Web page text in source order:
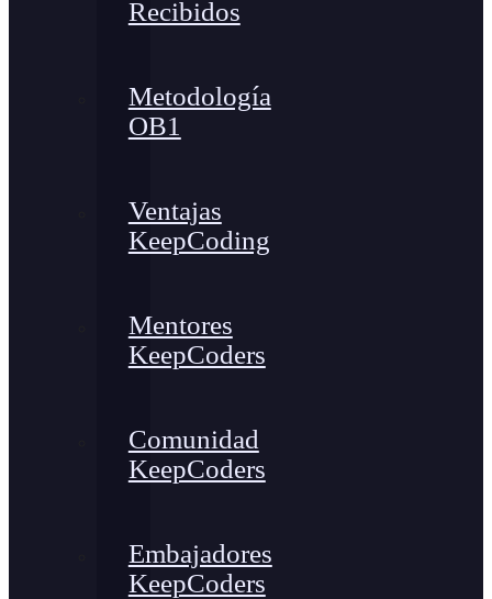
Recibidos
Metodología
OB1
Ventajas
KeepCoding
Mentores
KeepCoders
Comunidad
KeepCoders
Embajadores
KeepCoders